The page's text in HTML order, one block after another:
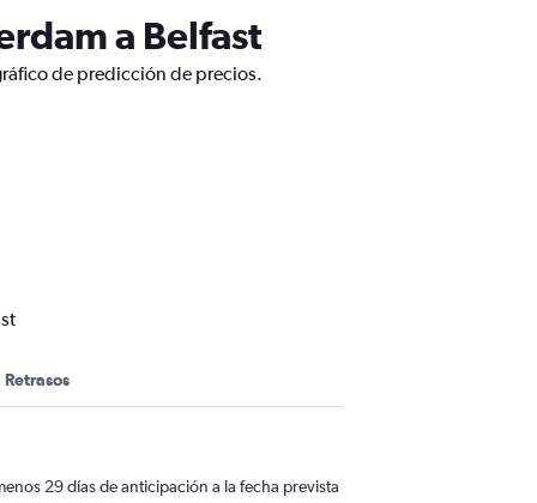
a Belfast
de predicción de precios.
Retrasos
29 días de anticipación a la fecha prevista